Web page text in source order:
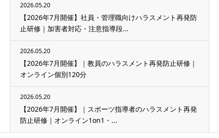
2026.05.20
【2026年7月開催】社員・管理職向けハラスメント再発防
止研修｜加害者対応・注意指導段...
2026.05.20
【2026年7月開催】｜教員のハラスメント再発防止研修｜
オンライン個別120分
2026.05.20
【2026年7月開催】｜スポーツ指導者のハラスメント再発
防止研修｜オンライン1on1・...